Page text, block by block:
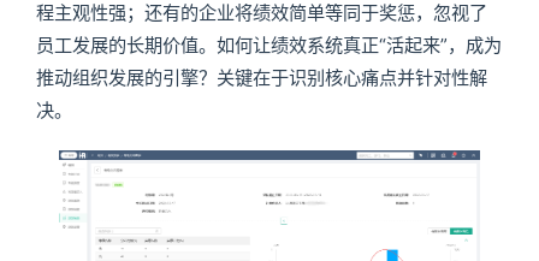
程主观性强；还有的企业将绩效简单等同于奖惩，忽视了
员工发展的长期价值。如何让绩效系统真正“活起来”，成为
推动组织发展的引擎？关键在于识别核心痛点并针对性解
决。